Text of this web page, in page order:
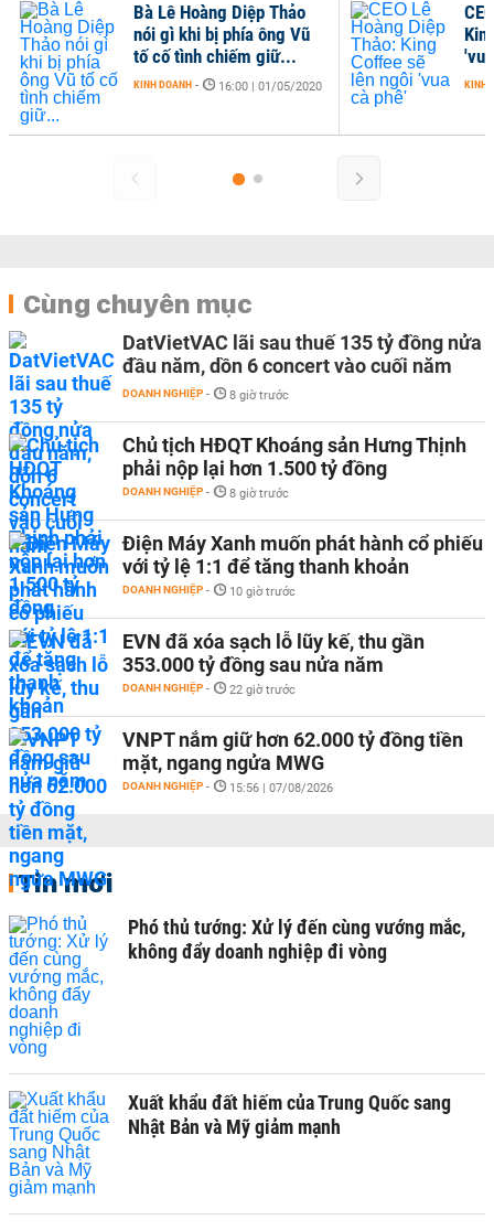
Bà Lê Hoàng Diệp Thảo
nói gì khi bị phía ông Vũ
tố cố tình chiếm giữ...
KINH DOANH - 16:00 | 01/05/2020 KINH
Cùng chuyên mục
DatVietVAC lãi sau thuế 135 tỷ đồng nửa
đầu năm, dồn 6 concert vào cuối năm
DOANH NGHIỆP - 8 giờ trước
Chủ tịch HĐQT Khoáng sản Hưng Thịnh
phải nộp lại hơn 1.500 tỷ đồng
DOANH NGHIỆP - 8 giờ trước
Điện Máy Xanh muốn phát hành cổ phiếu
với tỷ lệ 1:1 để tăng thanh khoản
DOANH NGHIỆP - 10 giờ trước
EVN đã xóa sạch lỗ lũy kế, thu gần
353.000 tỷ đồng sau nửa năm
DOANH NGHIỆP - 22 giờ trước
VNPT nắm giữ hơn 62.000 tỷ đồng tiền
mặt, ngang ngửa MWG
DOANH NGHIỆP - 15:56 | 07/08/2026
Tin mới
Phó thủ tướng: Xử lý đến cùng vướng mắc,
không đẩy doanh nghiệp đi vòng
Xuất khẩu đất hiếm của Trung Quốc sang
Nhật Bản và Mỹ giảm mạnh